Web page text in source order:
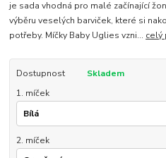
je sada vhodná pro malé začínající
výběru veselých barviček, které si
potřeby. Míčky Baby Uglies vzni... celý
Dostupnost
Skladem
1. míček
2. míček